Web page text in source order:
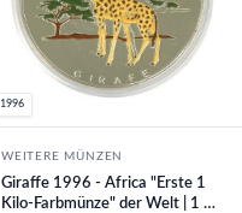
1996
WEITERE MÜNZEN
Giraffe 1996 - Africa "Erste 1
Kilo-Farbmünze" der Welt | 1 Kg